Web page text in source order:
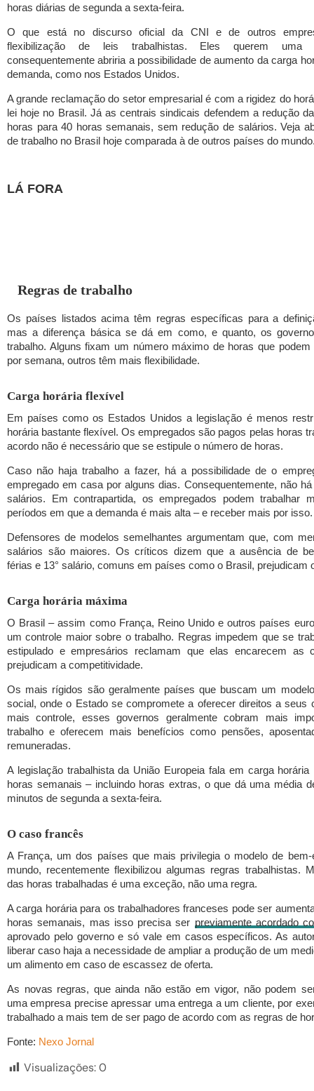
horas diárias de segunda a sexta-feira.
O que está no discurso oficial da CNI e de outros
flexibilização de leis trabalhistas. Eles querem uma
consequentemente abriria a possibilidade de aumento da carga
demanda, como nos Estados Unidos.
A grande reclamação do setor empresarial é com a rigidez do
lei hoje no Brasil. Já as centrais sindicais defendem a redução
horas para 40 horas semanais, sem redução de salários. Veja
de trabalho no Brasil hoje comparada à de outros países do
LÁ FORA
Regras de trabalho
Os países listados acima têm regras específicas para a
mas a diferença básica se dá em como, e quanto, os
trabalho. Alguns fixam um número máximo de horas que
por semana, outros têm mais flexibilidade.
Carga horária flexível
Em países como os Estados Unidos a legislação é menos
horária bastante flexível. Os empregados são pagos pelas horas
acordo não é necessário que se estipule o número de horas.
Caso não haja trabalho a fazer, há a possibilidade de o
empregado em casa por alguns dias. Consequentemente, não
salários. Em contrapartida, os empregados podem trabalhar
períodos em que a demanda é mais alta – e receber mais por isso.
Defensores de modelos semelhantes argumentam que, com
salários são maiores. Os críticos dizem que a ausência de
férias e 13° salário, comuns em países como o Brasil, prejudicam
Carga horária máxima
O Brasil – assim como França, Reino Unido e outros países
um controle maior sobre o trabalho. Regras impedem que se
estipulado e empresários reclamam que elas encarecem as
prejudicam a competitividade.
Os mais rígidos são geralmente países que buscam um
social, onde o Estado se compromete a oferecer direitos a seus
mais controle, esses governos geralmente cobram mais
trabalho e oferecem mais benefícios como pensões,
remuneradas.
A legislação trabalhista da União Europeia fala em carga
horas semanais – incluindo horas extras, o que dá uma média
minutos de segunda a sexta-feira.
O caso francês
A França, um dos países que mais privilegia o modelo de
mundo, recentemente flexibilizou algumas regras trabalhistas.
das horas trabalhadas é uma exceção, não uma regra.
A carga horária para os trabalhadores franceses pode ser
horas semanais, mas isso precisa ser previamente acordado
aprovado pelo governo e só vale em casos específicos. As
liberar caso haja a necessidade de ampliar a produção de um
um alimento em caso de escassez de oferta.
As novas regras, que ainda não estão em vigor, não podem
uma empresa precise apressar uma entrega a um cliente, por
trabalhado a mais tem de ser pago de acordo com as regras de
Fonte: Nexo Jornal
Visualizações:0